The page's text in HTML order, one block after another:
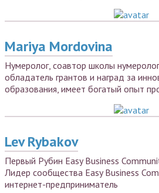
Mariya Mordovina
Нумеролог, соавтор школы
обладатель грантов и наград за
образования, имеет богатый опыт
Lev Rybakov
Первый Рубин Easy Business
Лидер сообщества Easy Business
интернет-предприниматель